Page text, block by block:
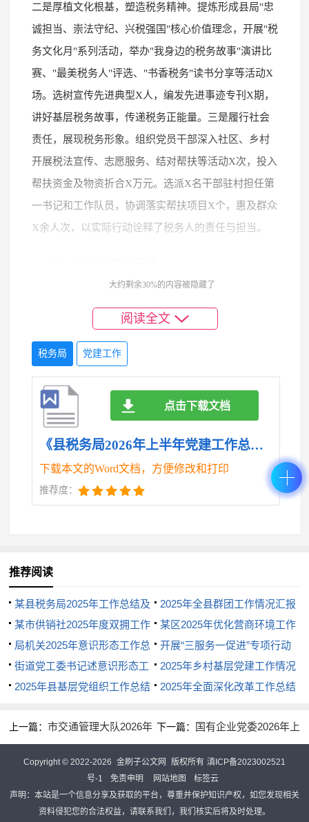
二是厚植文化根基，塑造税务精神。提炼形成县局"忠
诚担当、崇法守纪、兴税强国"核心价值理念，开展"税
务文化月"系列活动，举办"我身边的税务故事"演讲比
赛、"最美税务人"评选、"书香税务"读书分享等活动X
场。选树宣传先进典型X人，编发先进事迹专刊X期，
讲好基层税务故事，传递税务正能量。三是履行社会
责任，展现税务形象。组织党员干部深入社区、乡村
开展税法宣传、志愿服务、结对帮扶等活动X次，投入
帮扶资金及物资折合X万元。选派X名干部驻村担任第
一书记和工作队员，协调落实帮扶项目X个，惠及群众
X余人次，以实际行动诠释了税务人的责任与担当。
上级党组织的要求和广大干部职工的期盼，全局党建
工作仍存在一些短板和弱项，主要表现在：
一是党建与业务融合的精准度有待提升。部分党
支部在推进党建与税收业务融合上思路不宽、办法不
多，存在"就党建抓党建"的惯性思维，"党建+"活动与
税收中心工作的结合点找得不够准，品牌效应尚未充
分释放，党建引领业务发展的乘数效应有待进一步放
大。
较薄弱，存在组织生活记录不规范、主题党日活动形
式单一、党员教育管理时紧时松等问题。个别支部书
记"一岗双责"意识不强，对党建工作投入精力不足，存
在"重业务、轻党建"的倾向。
三是党员先锋模范作用发挥不够充分。少数党员
在日常工作中自我要求不高，与普通群众拉不开差
员的思想动态把握不够精准，关心关爱和教育引导措
施的针对性有待增强，部分年轻干部对组织的认同感
和归属感需进一步培养。
四是智慧党建应用效能有待释放。"智慧党建"平台
大约剩余30%的内容被隐藏了
阅读全文
税务局 党建工作
《县税务局2026年上半年党建工作总结.doc》
下载本文的Word文档，方便修改和打印
推荐度：
点击下载文档
推荐阅读
某县税务局2025年工作总结及
2025年工作打算
2025年全县群团工作情况汇报
某市供销社2025年度双拥工作
总结的报告
某区2025年优化营商环境工作
总结
局机关2025年意识形态工作总
结
开展“三服务一促进”专项行动
工作总结
街道党工委书记述意识形态工
作报告
2025年乡村基层党建工作情况
总结
2025年县基层党组织工作总结 2025年全面深化改革工作总结
上一篇：市交通管理大队2026年 下一篇：
国有企业党委2026年上
Copyright © 2022-2026 金刷子公文网 版权所有 滇ICP备2023002521
号-1
免责申明 网站地图
标签云
声明：本站是一个信息分享及获取的平台，尊重并保护知识产权，如您发现相关
资料侵犯您的合法权益，请联系我们，我们核实后将及时处理。